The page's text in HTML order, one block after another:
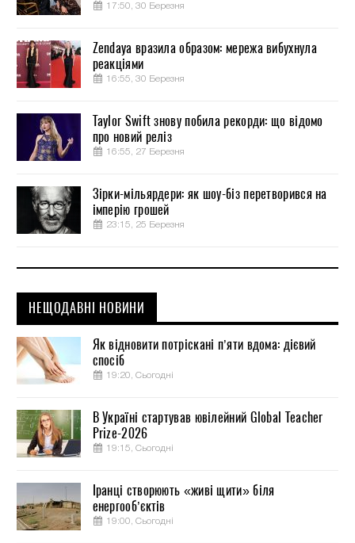
17:50, 30 Березня
Zendaya вразила образом: мережа вибухнула
реакціями
16:55, 30 Березня
Taylor Swift знову побила рекорди: що відомо
про новий реліз
16:55, 27 Березня
Зірки-мільярдери: як шоу-біз перетворився на
імперію грошей
23:15, 25 Березня
НЕЩОДАВНІ НОВИНИ
Як відновити потріскані п’яти вдома: дієвий
спосіб
19:20, Сьогодні
В Україні стартував ювілейний Global Teacher
Prize-2026
19:15, Сьогодні
Іранці створюють «живі щити» біля
енергооб’єктів
19:00, Сьогодні